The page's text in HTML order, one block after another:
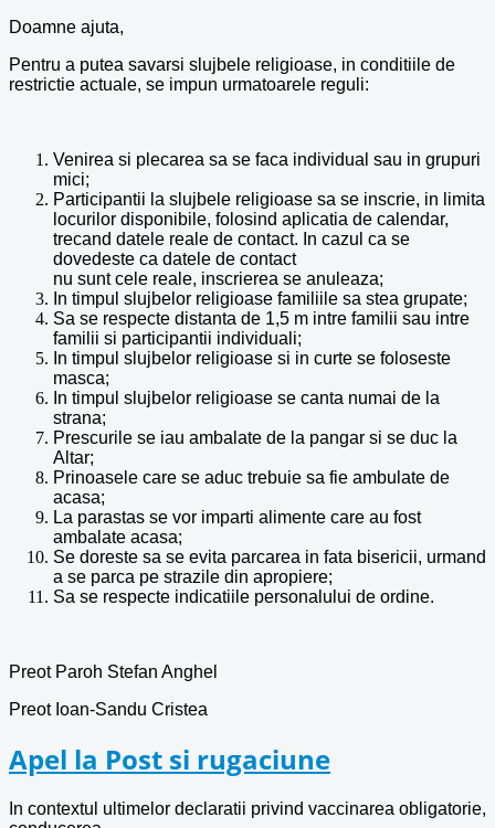
Doamne ajuta,
Pentru a putea savarsi slujbele religioase, in conditiile de
restrictie actuale, se impun urmatoarele reguli:
Venirea si plecarea sa se faca individual sau in grupuri
mici;
Participantii la slujbele religioase sa se inscrie, in limita
locurilor disponibile, folosind aplicatia de calendar,
trecand datele reale de contact. In cazul ca se
dovedeste ca datele de contact
nu sunt cele reale, inscrierea se anuleaza;
In timpul slujbelor religioase familiile sa stea grupate;
Sa se respecte distanta de 1,5 m intre familii sau intre
familii si participantii individuali;
In timpul slujbelor religioase si in curte se foloseste
masca;
In timpul slujbelor religioase se canta numai de la
strana;
Prescurile se iau ambalate de la pangar si se duc la
Altar;
Prinoasele care se aduc trebuie sa fie ambulate de
acasa;
La parastas se vor imparti alimente care au fost
ambalate acasa;
Se doreste sa se evita parcarea in fata bisericii, urmand
a se parca pe strazile din apropiere;
Sa se respecte indicatiile personalului de ordine.
Preot Paroh Stefan Anghel
Preot Ioan-Sandu Cristea
Apel la Post si rugaciune
In contextul ultimelor declaratii privind vaccinarea obligatorie,